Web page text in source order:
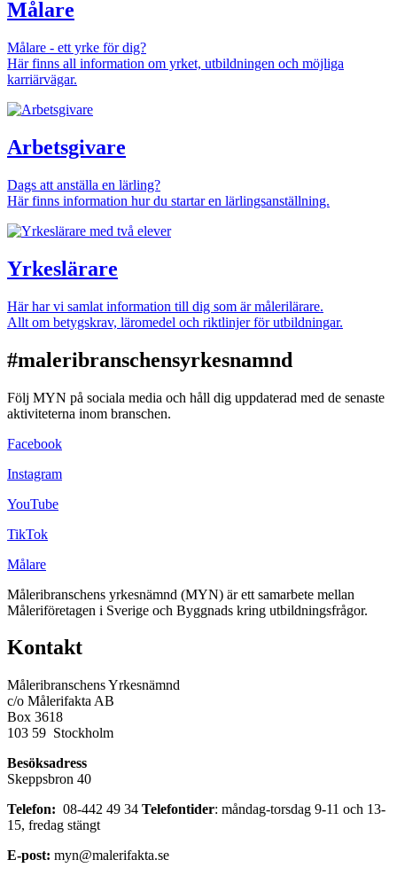
Målare
Målare - ett yrke för dig?
Här finns all information om yrket, utbildningen och möjliga
karriärvägar.
Arbetsgivare
Dags att anställa en lärling?
Här finns information hur du startar en lärlingsanställning.
Yrkeslärare
Här har vi samlat information till dig som är målerilärare.
Allt om betygskrav, läromedel och riktlinjer för utbildningar.
#maleribranschensyrkesnamnd
Följ MYN på sociala media och håll dig uppdaterad med de senaste
aktiviteterna inom branschen.
Facebook
Instagram
YouTube
TikTok
Målare
Måleribranschens yrkesnämnd (MYN) är ett samarbete mellan
Måleriföretagen i Sverige och Byggnads kring utbildningsfrågor.
Kontakt
Måleribranschens Yrkesnämnd
c/o Målerifakta AB
Box 3618
103 59 Stockholm
Besöksadress
Skeppsbron 40
Telefon: 08-442 49 34 Telefontider: måndag-torsdag 9-11 och 13-
15, fredag stängt
E-post: myn@malerifakta.se